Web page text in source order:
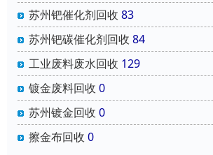
苏州钯催化剂回收 83
苏州钯碳催化剂回收 84
工业废料废水回收 129
镀金废料回收 0
苏州镀金回收 0
擦金布回收 0